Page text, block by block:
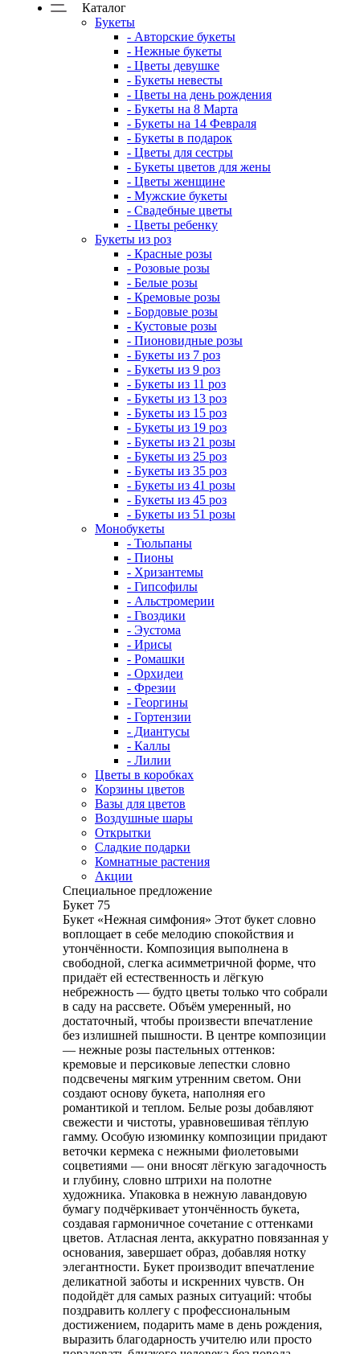
Каталог
Букеты
- Авторские букеты
- Нежные букеты
- Цветы девушке
- Букеты невесты
- Цветы на день рождения
- Букеты на 8 Марта
- Букеты на 14 Февраля
- Букеты в подарок
- Цветы для сестры
- Букеты цветов для жены
- Цветы женщине
- Мужские букеты
- Свадебные цветы
- Цветы ребенку
Букеты из роз
- Красные розы
- Розовые розы
- Белые розы
- Кремовые розы
- Бордовые розы
- Кустовые розы
- Пионовидные розы
- Букеты из 7 роз
- Букеты из 9 роз
- Букеты из 11 роз
- Букеты из 13 роз
- Букеты из 15 роз
- Букеты из 19 роз
- Букеты из 21 розы
- Букеты из 25 роз
- Букеты из 35 роз
- Букеты из 41 розы
- Букеты из 45 роз
- Букеты из 51 розы
Монобукеты
- Тюльпаны
- Пионы
- Хризантемы
- Гипсофилы
- Альстромерии
- Гвоздики
- Эустома
- Ирисы
- Ромашки
- Орхидеи
- Фрезии
- Георгины
- Гортензии
- Диантусы
- Каллы
- Лилии
Цветы в коробках
Корзины цветов
Вазы для цветов
Воздушные шары
Открытки
Сладкие подарки
Комнатные растения
Акции
Специальное предложение
Букет 75
Букет «Нежная симфония» Этот букет словно
воплощает в себе мелодию спокойствия и
утончённости. Композиция выполнена в
свободной, слегка асимметричной форме, что
придаёт ей естественность и лёгкую
небрежность — будто цветы только что собрали
в саду на рассвете. Объём умеренный, но
достаточный, чтобы произвести впечатление
без излишней пышности. В центре композиции
— нежные розы пастельных оттенков:
кремовые и персиковые лепестки словно
подсвечены мягким утренним светом. Они
создают основу букета, наполняя его
романтикой и теплом. Белые розы добавляют
свежести и чистоты, уравновешивая тёплую
гамму. Особую изюминку композиции придают
веточки кермека с нежными фиолетовыми
соцветиями — они вносят лёгкую загадочность
и глубину, словно штрихи на полотне
художника. Упаковка в нежную лавандовую
бумагу подчёркивает утончённость букета,
создавая гармоничное сочетание с оттенками
цветов. Атласная лента, аккуратно повязанная у
основания, завершает образ, добавляя нотку
элегантности. Букет производит впечатление
деликатной заботы и искренних чувств. Он
подойдёт для самых разных ситуаций: чтобы
поздравить коллегу с профессиональным
достижением, подарить маме в день рождения,
выразить благодарность учителю или просто